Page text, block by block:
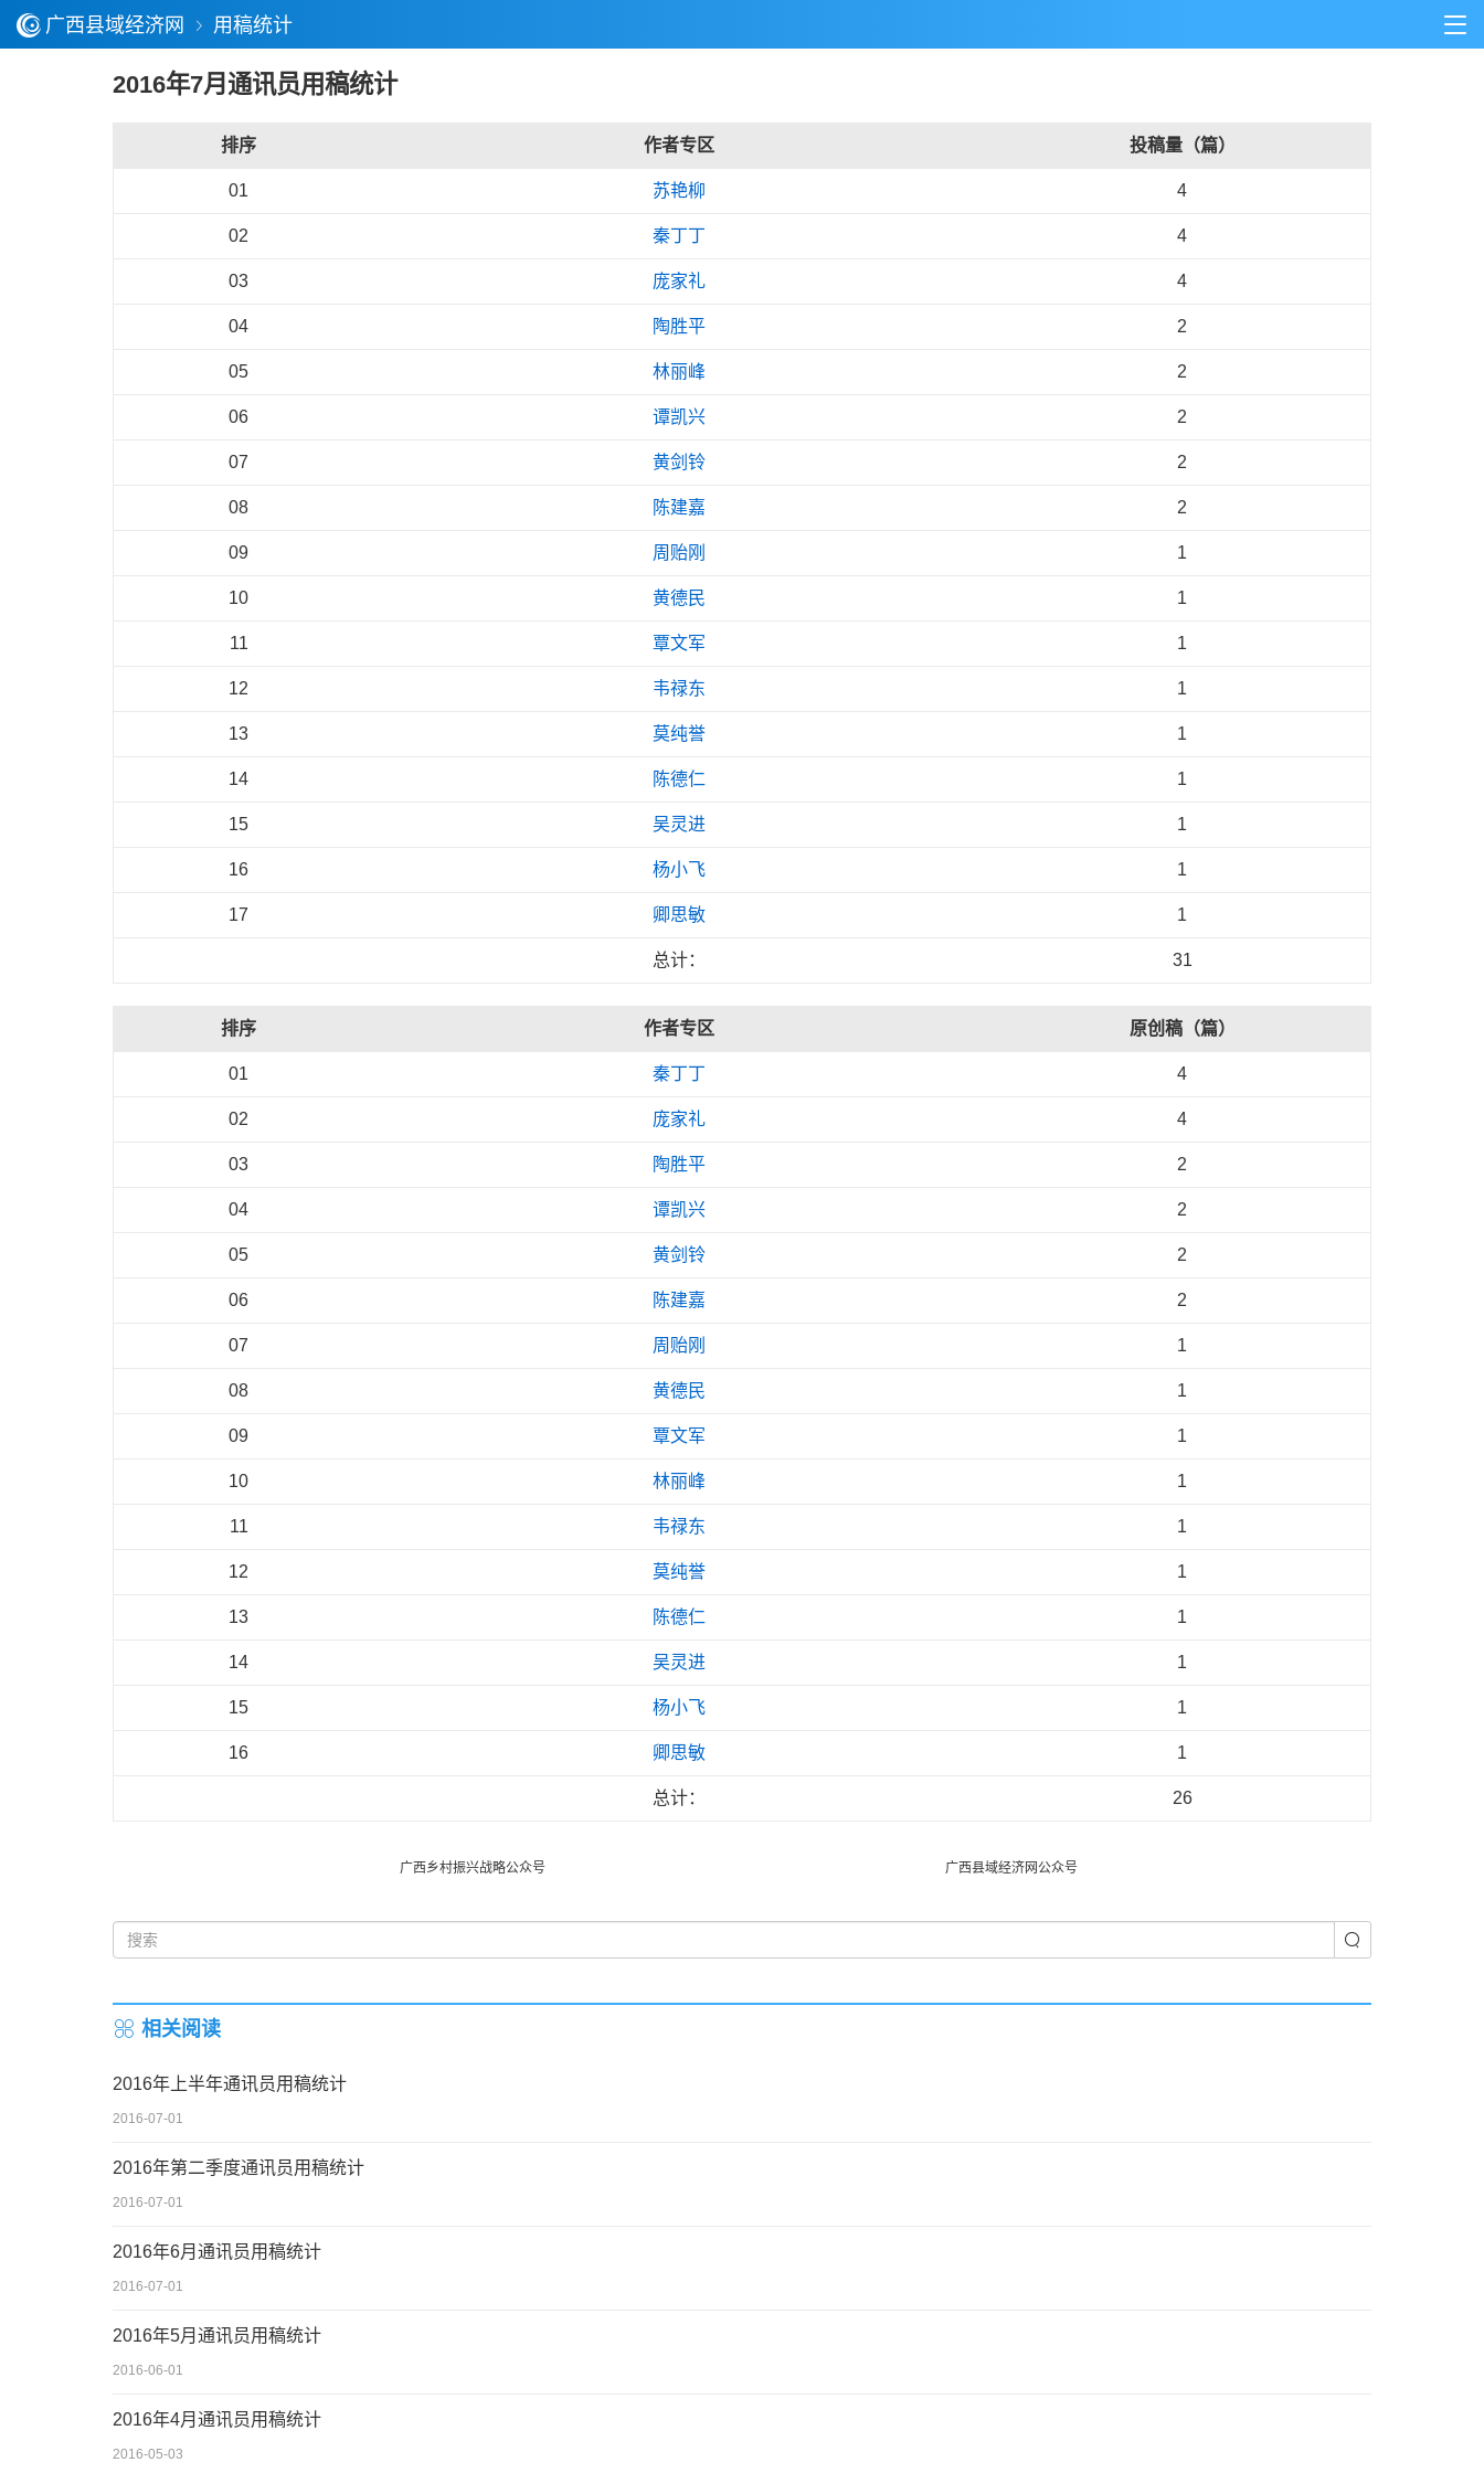
广西县域经济网 用稿统计
2016年7月通讯员用稿统计
排序 作者专区 投稿量（篇）
01 苏艳柳 4
02 秦丁丁 4
03 庞家礼 4
04 陶胜平 2
05 林丽峰 2
06 谭凯兴 2
07 黄剑铃 2
08 陈建嘉 2
09 周贻刚 1
10 黄德民 1
11 覃文军 1
12 韦禄东 1
13 莫纯誉 1
14 陈德仁 1
15 吴灵进 1
16 杨小飞 1
17 卿思敏 1
总计： 31
排序 作者专区 原创稿（篇）
01 秦丁丁 4
02 庞家礼 4
03 陶胜平 2
04 谭凯兴 2
05 黄剑铃 2
06 陈建嘉 2
07 周贻刚 1
08 黄德民 1
09 覃文军 1
10 林丽峰 1
11 韦禄东 1
12 莫纯誉 1
13 陈德仁 1
14 吴灵进 1
15 杨小飞 1
16 卿思敏 1
总计： 26
广西乡村振兴战略公众号 广西县域经济网公众号
相关阅读
2016年上半年通讯员用稿统计
2016-07-01
2016年第二季度通讯员用稿统计
2016-07-01
2016年6月通讯员用稿统计
2016-07-01
2016年5月通讯员用稿统计
2016-06-01
2016年4月通讯员用稿统计
2016-05-03